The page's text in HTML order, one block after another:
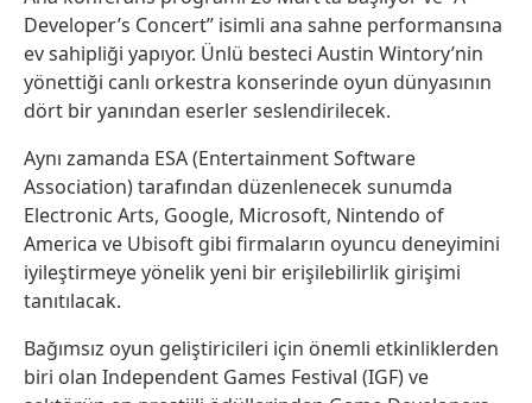
Developer’s Concert” isimli ana sahne performansına
ev sahipliği yapıyor. Ünlü besteci Austin Wintory’nin
yönettiği canlı orkestra konserinde oyun dünyasının
dört bir yanından eserler seslendirilecek.
Aynı zamanda ESA (Entertainment Software
Association) tarafından düzenlenecek sunumda
Electronic Arts, Google, Microsoft, Nintendo of
America ve Ubisoft gibi firmaların oyuncu deneyimini
iyileştirmeye yönelik yeni bir erişilebilirlik girişimi
tanıtılacak.
Bağımsız oyun geliştiricileri için önemli etkinliklerden
biri olan Independent Games Festival (IGF) ve